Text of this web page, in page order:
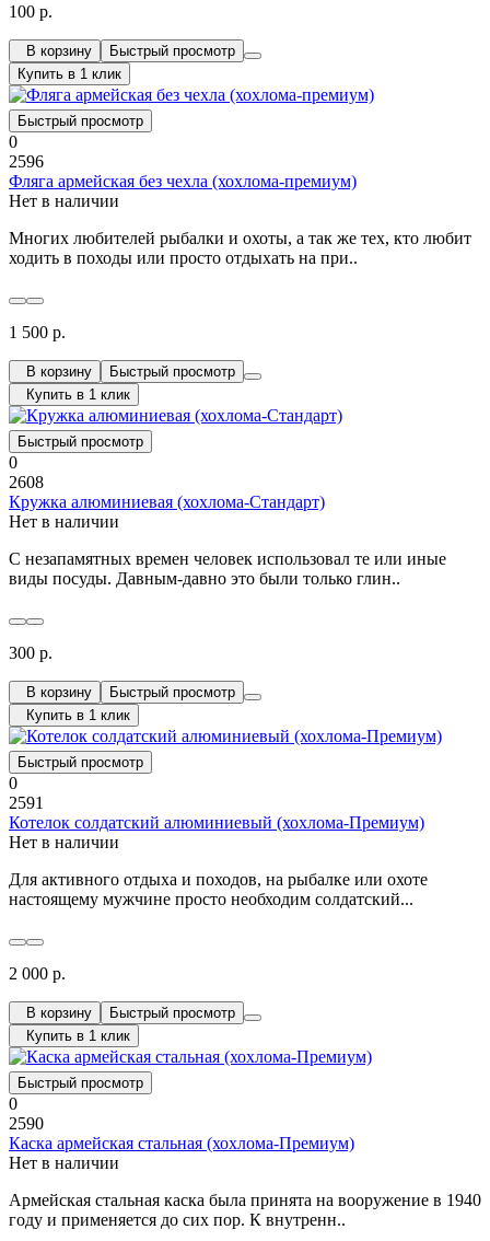
100 р.
В корзину
Быстрый просмотр
Купить в 1 клик
Быстрый просмотр
0
2596
Фляга армейская без чехла (хохлома-премиум)
Нет в наличии
Многих любителей рыбалки и охоты, а так же тех, кто любит
ходить в походы или просто отдыхать на при..
1 500 р.
В корзину
Быстрый просмотр
Купить в 1 клик
Быстрый просмотр
0
2608
Кружка алюминиевая (хохлома-Стандарт)
Нет в наличии
С незапамятных времен человек использовал те или иные
виды посуды. Давным-давно это были только глин..
300 р.
В корзину
Быстрый просмотр
Купить в 1 клик
Быстрый просмотр
0
2591
Котелок солдатский алюминиевый (хохлома-Премиум)
Нет в наличии
Для активного отдыха и походов, на рыбалке или охоте
настоящему мужчине просто необходим солдатский...
2 000 р.
В корзину
Быстрый просмотр
Купить в 1 клик
Быстрый просмотр
0
2590
Каска армейская стальная (хохлома-Премиум)
Нет в наличии
Армейская стальная каска была принята на вооружение в 1940
году и применяется до сих пор. К внутренн..